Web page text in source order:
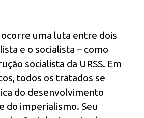
uma luta entre dois
e o socialista – como
socialista da URSS. Em
todos os tratados se
do desenvolvimento
do imperialismo. Seu